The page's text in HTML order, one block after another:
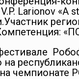
Larionov «A
чемпионате